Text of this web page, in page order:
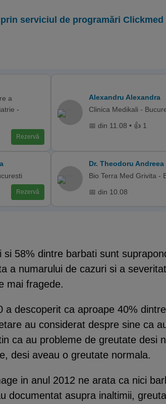
serviciul de programări Clickmed
a
-
Rezervă
Alexandru Alexandra
Clinica Medikali -
📅 din 11.08 • 👍 1
Rezervă
Dr. Theodoru Andreea
Bio Terra Med Grivita -
📅 din 10.08
58% dintre barbati sunt
a numarului de cazuri si a
mai fragede.
a descoperit ca aproape 40%
au considerat despre sine ca
ca au probleme de greutate desi
desi aveau o greutate normala.
in anul 2012 ne arata ca nici
documentat asupra inaltimii,